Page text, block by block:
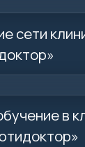
сети
в